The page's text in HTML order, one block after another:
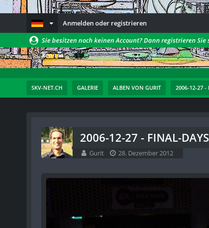
Anmelden oder registrieren
Sie besitzen noch keinen Account? Dann registrieren
können!
SKV-NET.CH GALERIE ALBEN VON GURIT 2006-12-27 -
2006-12-27 - FINAL-
Gurit 28. Dezember 2012